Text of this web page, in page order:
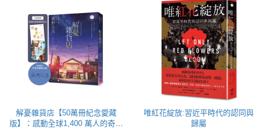
解憂雜貨店【50萬冊紀念愛藏
版】：感動全球1,400 萬人的奇蹟
唯紅花綻放:習近平時代的認同與
歸屬